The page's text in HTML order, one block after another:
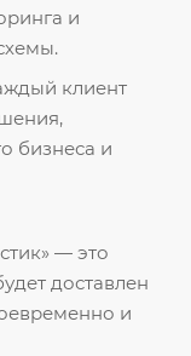
и
клиент
бизнеса и
— это
доставлен
и